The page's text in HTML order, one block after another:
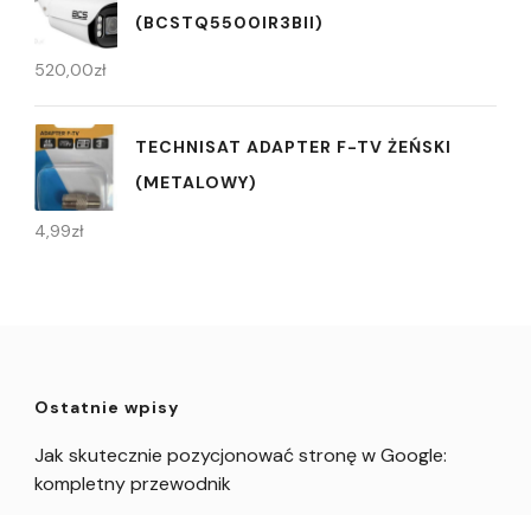
(BCSTQ5500IR3BII)
520,00zł
TECHNISAT ADAPTER F-TV ŻEŃSKI
(METALOWY)
4,99zł
Ostatnie wpisy
Jak skutecznie pozycjonować stronę w Google:
kompletny przewodnik